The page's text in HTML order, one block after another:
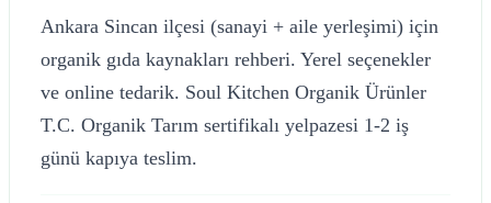
Ankara Sincan ilçesi (sanayi + aile yerleşimi) için
organik gıda kaynakları rehberi. Yerel seçenekler
ve online tedarik. Soul Kitchen Organik Ürünler
T.C. Organik Tarım sertifikalı yelpazesi 1-2 iş
günü kapıya teslim.